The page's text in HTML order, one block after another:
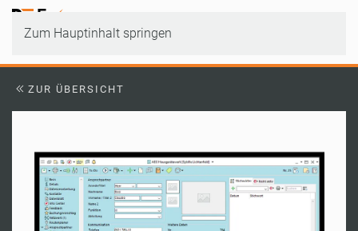
Zum Hauptinhalt springen
ZUR ÜBERSICHT